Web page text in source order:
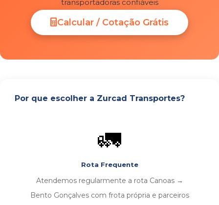
transportadoras confiáveis
Calcular / Cotação Grátis
Por que escolher a Zurcad Transportes?
🚛
Rota Frequente
Atendemos regularmente a rota Canoas →
Bento Gonçalves com frota própria e parceiros